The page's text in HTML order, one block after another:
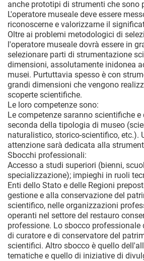
anche prototipi di strumenti che sono
L'operatore museale deve essere
riconoscerne e valorizzarne il
Oltre ai problemi metodologici di
l'operatore museale dovrà essere in
selezionare parti di strumentazione
dimensioni, assolutamente inidonea
musei. Purtuttavia spesso è con
grandi dimensioni che vengono
scoperte scientifiche.
Le loro competenze sono:
Le competenze saranno scientifiche
seconda della tipologia di museo
naturalistico, storico-scientifico, etc.).
attenzione sarà dedicata alla
Sbocchi professionali:
Accesso a studi superiori (bienni,
specializzazione); impieghi in ruoli
Enti dello Stato e delle Regioni
gestione e alla conservazione del
scientifico, nelle organizzazioni
operanti nel settore del restauro
professione. Lo sbocco professionale
di curatore e di conservatore del
scientifici. Altro sbocco è quello
tematiche e quello di iniziative di